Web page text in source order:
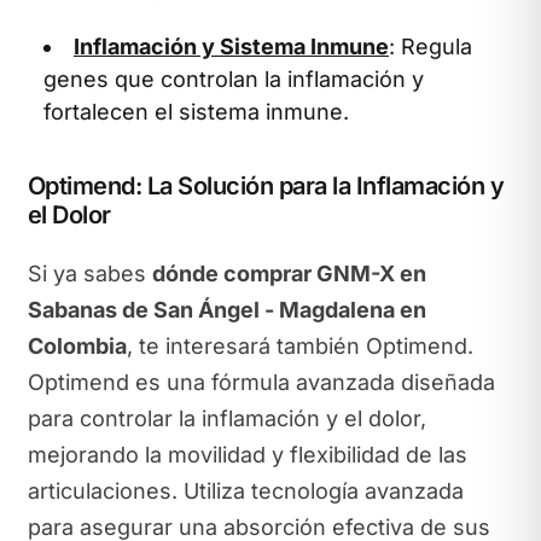
Inflamación y Sistema Inmune: Regula
genes que controlan la inflamación y
fortalecen el sistema inmune.
Optimend: La Solución para la Inflamación y
el Dolor
Si ya sabes dónde comprar GNM-X en
Sabanas de San Ángel - Magdalena en
Colombia, te interesará también Optimend.
Optimend es una fórmula avanzada diseñada
para controlar la inflamación y el dolor,
mejorando la movilidad y flexibilidad de las
articulaciones. Utiliza tecnología avanzada
para asegurar una absorción efectiva de sus